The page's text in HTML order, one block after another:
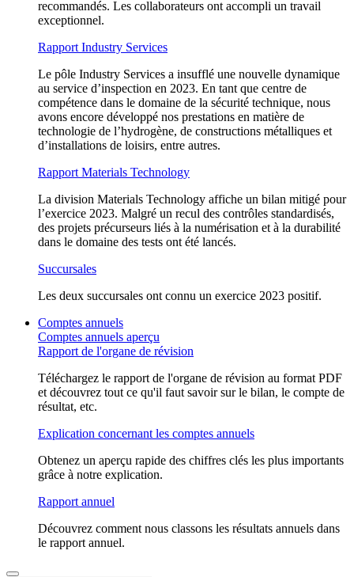
recommandés. Les collaborateurs ont accompli un travail
exceptionnel.
Rapport Industry Services
Le pôle Industry Services a insufflé une nouvelle dynamique
au service d’inspection en 2023. En tant que centre de
compétence dans le domaine de la sécurité technique, nous
avons encore développé nos prestations en matière de
technologie de l’hydrogène, de constructions métalliques et
d’installations de loisirs, entre autres.
Rapport Materials Technology
La division Materials Technology affiche un bilan mitigé pour
l’exercice 2023. Malgré un recul des contrôles standardisés,
des projets précurseurs liés à la numérisation et à la durabilité
dans le domaine des tests ont été lancés.
Succursales
Les deux succursales ont connu un exercice 2023 positif.
Comptes annuels
Comptes annuels aperçu
Rapport de l'organe de révision
Téléchargez le rapport de l'organe de révision au format PDF
et découvrez tout ce qu'il faut savoir sur le bilan, le compte de
résultat, etc.
Explication concernant les comptes annuels
Obtenez un aperçu rapide des chiffres clés les plus importants
grâce à notre explication.
Rapport annuel
Découvrez comment nous classons les résultats annuels dans
le rapport annuel.